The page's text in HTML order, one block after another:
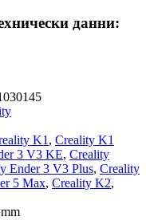
данни:
K1 , Creality K1
3 V3 KE, Creality
Ender 3 V3 Plus, Creality
5 Max, Creality K2,